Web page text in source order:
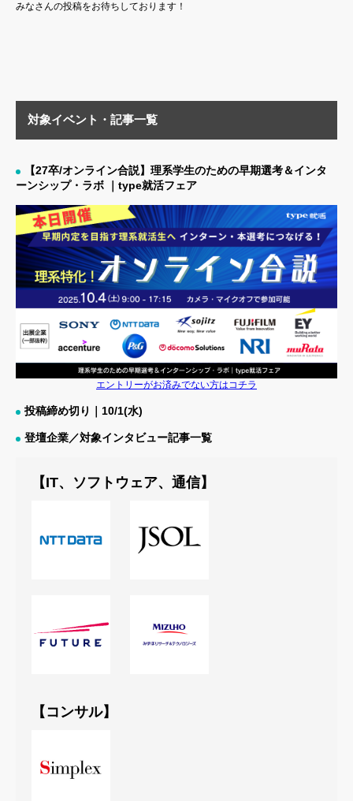
みなさんの投稿をお待ちしております！
対象イベント・記事一覧
【27卒/オンライン合説】理系学生のための早期選考＆インタ
ーンシップ・ラボ ｜type就活フェア
エントリーがお済みでない方はコチラ
投稿締め切り｜10/1(水)
登壇企業／対象インタビュー記事一覧
【IT、ソフトウェア、通信】
【コンサル】